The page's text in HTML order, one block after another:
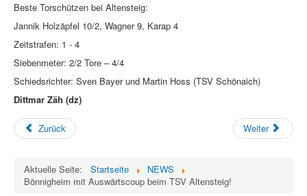
Beste Torschützen bei Altensteig:
Jannik Holzäpfel 10/2, Wagner 9, Karap 4
Zeitstrafen: 1 - 4
Siebenmeter: 2/2 Tore – 4/4
Schiedsrichter: Sven Bayer und Martin Hoss (TSV Schönaich)
Dittmar Zäh (dz)
Zurück Weiter
Aktuelle Seite: Startseite
NEWS
Bönnigheim mit Auswärtscoup beim TSV Altensteig!